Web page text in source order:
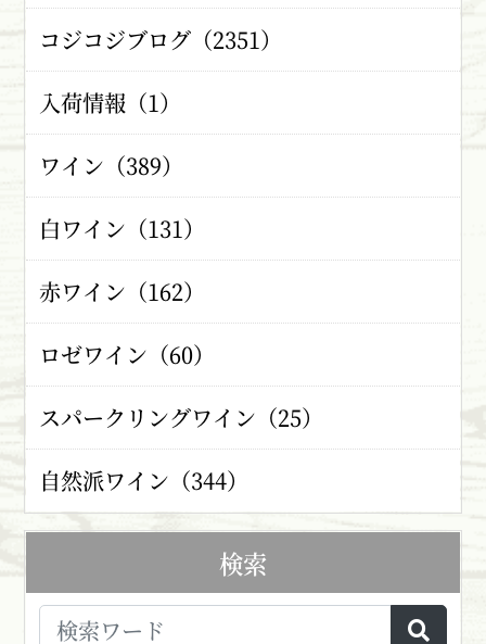
コジコジブログ（2351）
入荷情報（1）
ワイン（389）
白ワイン（131）
赤ワイン（162）
ロゼワイン（60）
スパークリングワイン（25）
自然派ワイン（344）
検索